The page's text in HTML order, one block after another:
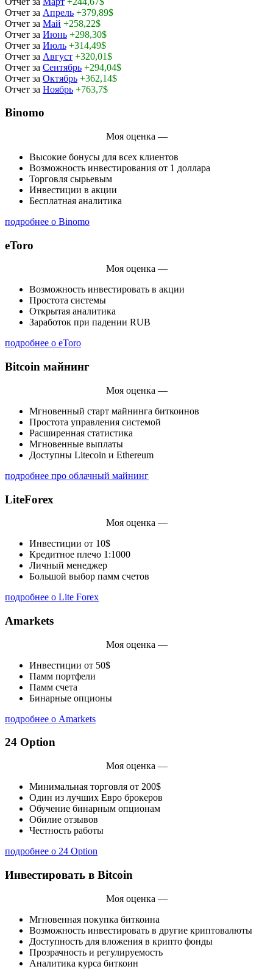
Отчет за Апрель +379,89$
Отчет за Май +258,22$
Отчет за Июнь +298,30$
Отчет за Июль +314,49$
Отчет за Август +320,01$
Отчет за Сентябрь +294,04$
Отчет за Октябрь +362,14$
Отчет за Ноябрь +763,7$
Binomo
Моя оценка —
Высокие бонусы для всех клиентов
Возможность инвестирования от 1 доллара
Торговля сырьевым
Инвестиции в акции
Бесплатная аналитика
подробнее о Binomo
eToro
Моя оценка —
Возможность инвестировать в акции
Простота системы
Открытая аналитика
Заработок при падении RUB
подробнее о eToro
Bitcoin майнинг
Моя оценка —
Мгновенный старт майнинга биткоинов
Простота управления системой
Расширенная статистика
Мгновенные выплаты
Доступны Litecoin и Ethereum
подробнее про облачный майнинг
LiteForex
Моя оценка —
Инвестиции от 10$
Кредитное плечо 1:1000
Личный менеджер
Большой выбор памм счетов
подробнее о Lite Forex
Amarkets
Моя оценка —
Инвестиции от 50$
Памм портфели
Памм счета
Бинарные опционы
подробнее о Amarkets
24 Option
Моя оценка —
Минимальная торговля от 200$
Один из лучших Евро брокеров
Обучение бинарным опционам
Обилие отзывов
Честность работы
подробнее о 24 Option
Инвестировать в Bitcoin
Моя оценка —
Мгновенная покупка биткоина
Возможность инвестировать в другие криптовалюты
Доступность для вложения в крипто фонды
Прозрачность и регулируемость
Аналитика курса биткоин